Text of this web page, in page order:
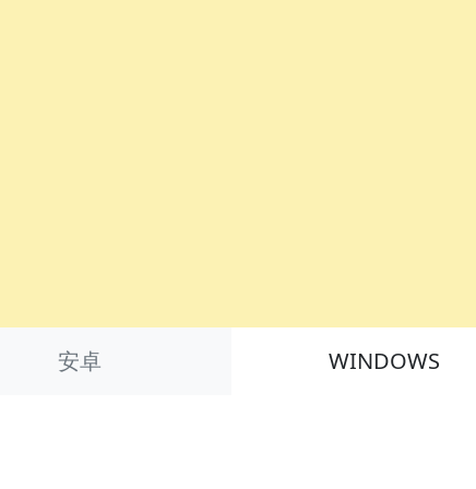
安卓 WINDOWS